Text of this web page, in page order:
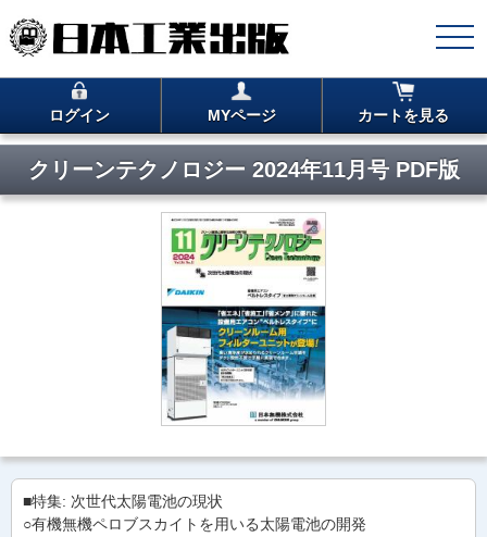
ログイン MYページ カートを見る
クリーンテクノロジー 2024年11月号 PDF版
■特集: 次世代太陽電池の現状
○有機無機ペロブスカイトを用いる太陽電池の開発